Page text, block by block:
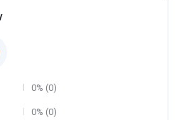
0% (0)
0% (0)